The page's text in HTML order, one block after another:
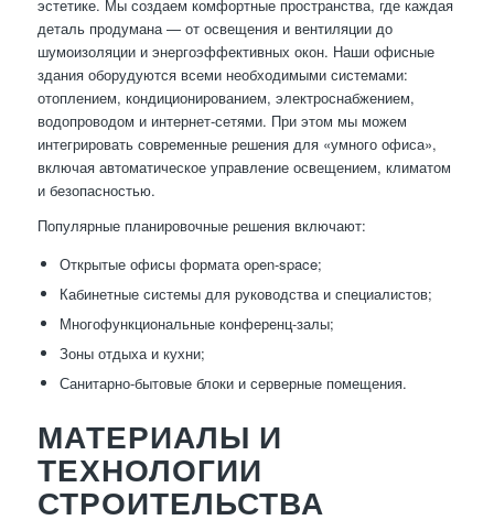
эстетике. Мы создаем комфортные пространства, где каждая
деталь продумана — от освещения и вентиляции до
шумоизоляции и энергоэффективных окон. Наши офисные
здания оборудуются всеми необходимыми системами:
отоплением, кондиционированием, электроснабжением,
водопроводом и интернет-сетями. При этом мы можем
интегрировать современные решения для «умного офиса»,
включая автоматическое управление освещением, климатом
и безопасностью.
Популярные планировочные решения включают:
Открытые офисы формата open-space;
Кабинетные системы для руководства и специалистов;
Многофункциональные конференц-залы;
Зоны отдыха и кухни;
Санитарно-бытовые блоки и серверные помещения.
МАТЕРИАЛЫ И
ТЕХНОЛОГИИ
СТРОИТЕЛЬСТВА